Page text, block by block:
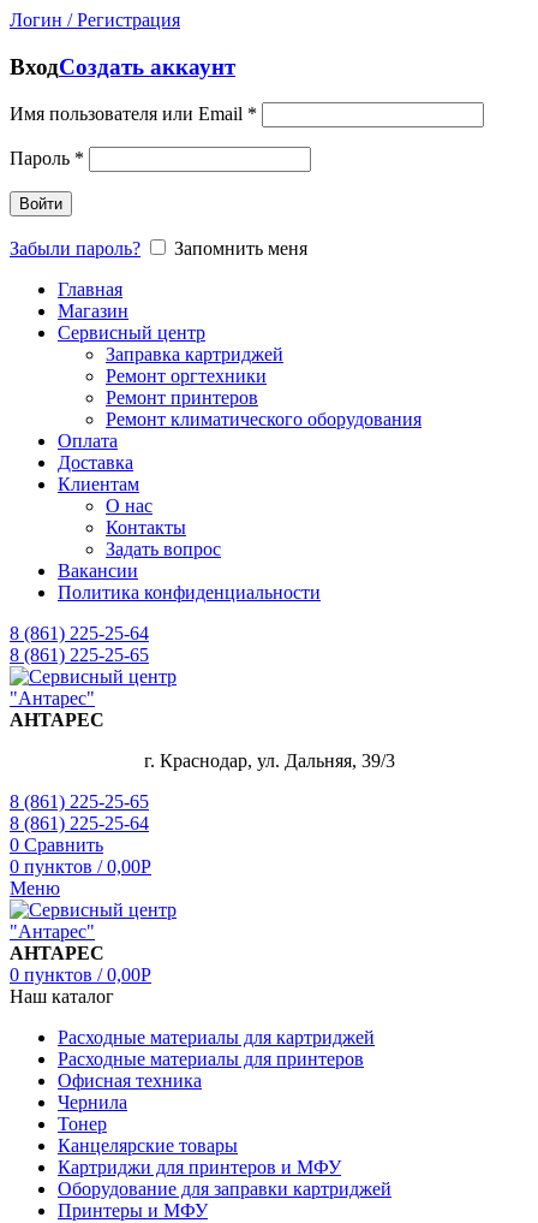
Логин / Регистрация
ВходСоздать аккаунт
Имя пользователя или Email *
Пароль *
Войти
Забыли пароль?
Запомнить меня
Главная
Магазин
Сервисный центр
Заправка картриджей
Ремонт оргтехники
Ремонт принтеров
Ремонт климатического оборудования
Оплата
Доставка
Клиентам
О нас
Контакты
Задать вопрос
Вакансии
Политика конфиденциальности
8 (861) 225-25-64
8 (861) 225-25-65
АНТАРЕС
г. Краснодар, ул. Дальняя, 39/3
8 (861) 225-25-65
8 (861) 225-25-64
0 Сравнить
0 пунктов / 0,00Р
Меню
АНТАРЕС
0 пунктов / 0,00Р
Наш каталог
Расходные материалы для картриджей
Расходные материалы для принтеров
Офисная техника
Чернила
Тонер
Канцелярские товары
Картриджи для принтеров и МФУ
Оборудование для заправки картриджей
Принтеры и МФУ